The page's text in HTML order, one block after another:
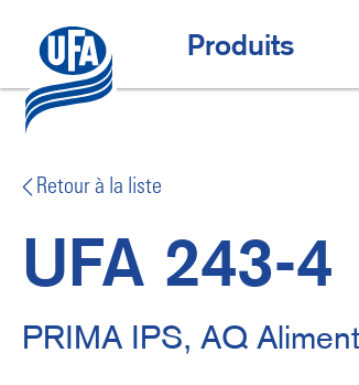
contenu
principal
H
a
a
v
g
Produits
Offres
Retour à la liste
UFA 243-4
PRIMA IPS, AQ